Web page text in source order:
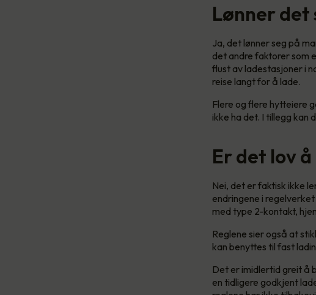
Lønner det
Ja, det lønner seg på
det andre faktorer som
flust av ladestasjoner i
reise langt for å lade.
Flere og flere hytteiere
ikke ha det. I tillegg kan
Er det lov
Nei, det er faktisk ikke
endringene i
med type 2-kontakt,
Reglene sier også at
kan benyttes til fast
Det er imidlertid greit å
en tidligere godkjent